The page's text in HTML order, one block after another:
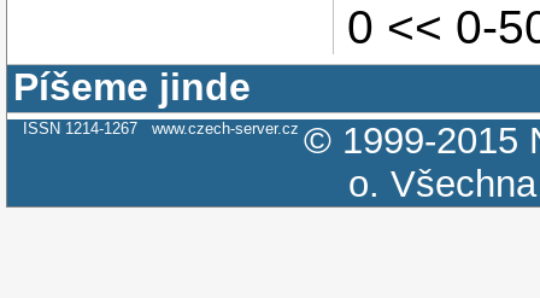
0 << 0-
Píšeme jinde
ISSN 1214-1267 www.czech-server.cz © 1999-2015
o.